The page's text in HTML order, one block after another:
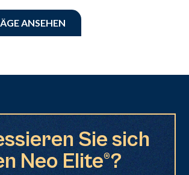
ANSEHEN
Sie sich
Neo Elite®?